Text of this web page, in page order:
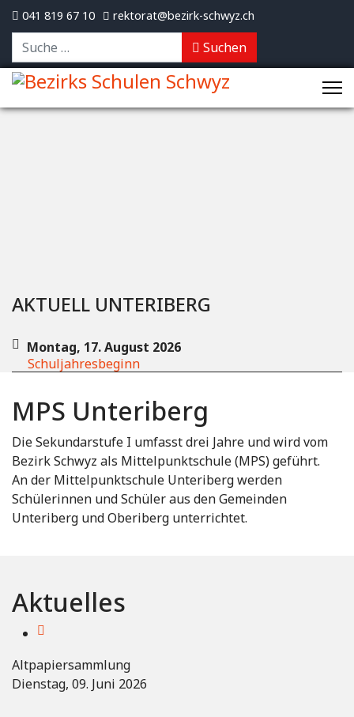
041 819 67 10 rektorat@bezirk-schwyz.ch
Suchen
Suchen
AKTUELL UNTERIBERG
Montag, 17. August 2026
Schuljahresbeginn
MPS Unteriberg
Die Sekundarstufe I umfasst drei Jahre und wird vom
Bezirk Schwyz als Mittelpunktschule (MPS) geführt.
An der Mittelpunktschule Unteriberg werden
Schülerinnen und Schüler aus den Gemeinden
Unteriberg und Oberiberg unterrichtet.
Aktuelles
Altpapiersammlung
Dienstag, 09. Juni 2026